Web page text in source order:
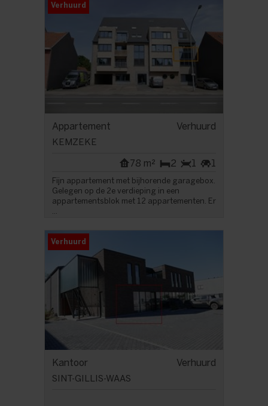
Verhuurd
Appartement Verhuurd
KEMZEKE
1
1
2
78 m²
Fijn appartement met bijhorende garagebox.
Gelegen op de 2e verdieping in een
appartementsblok met 12 appartementen. Er
Verhuurd
Kantoor Verhuurd
SINT-GILLIS-WAAS